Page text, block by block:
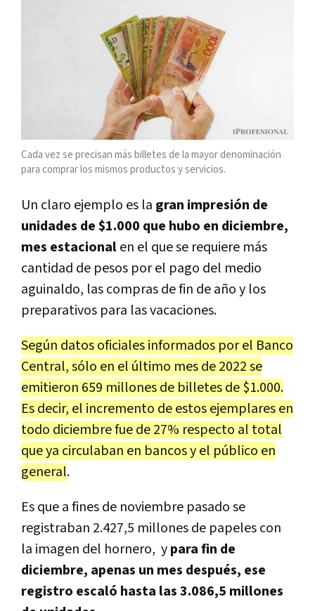
Cada vez se precisan más billetes de la mayor denominación
para comprar los mismos productos y servicios.
Un claro ejemplo es la gran impresión de
unidades de $1.000 que hubo en diciembre,
mes estacionalen el que se requiere más
cantidad de pesos por el pago del medio
aguinaldo, las compras de fin de año y los
preparativos para las vacaciones.
Según datos oficiales informados por el Banco
Central, sólo en el último mes de 2022 se
emitieron 659 millones de billetes de $1.000.
Es decir, el incremento de estos ejemplares en
todo diciembre fue de 27% respecto al total
que ya circulaban en bancos y el público en
general.
Es que a fines de noviembre pasado se
registraban 2.427,5 millones de papeles con
la imagen del hornero, ypara fin de
diciembre, apenas un mes después, ese
registro escaló hasta las 3.086,5 millones